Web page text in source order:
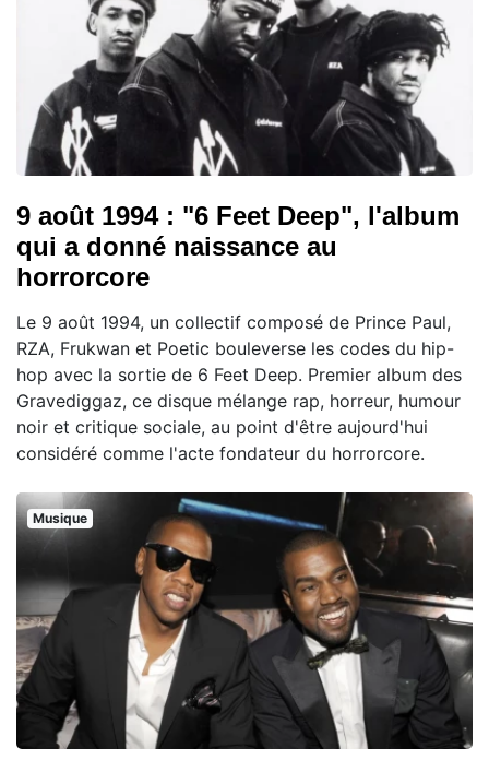
9 août 1994 : "6 Feet Deep", l'album
qui a donné naissance au
horrorcore
Le 9 août 1994, un collectif composé de Prince Paul,
RZA, Frukwan et Poetic bouleverse les codes du hip-
hop avec la sortie de 6 Feet Deep. Premier album des
Gravediggaz, ce disque mélange rap, horreur, humour
noir et critique sociale, au point d'être aujourd'hui
considéré comme l'acte fondateur du horrorcore.
Musique